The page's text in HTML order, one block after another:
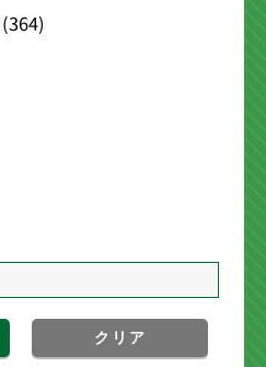
(364)
クリア